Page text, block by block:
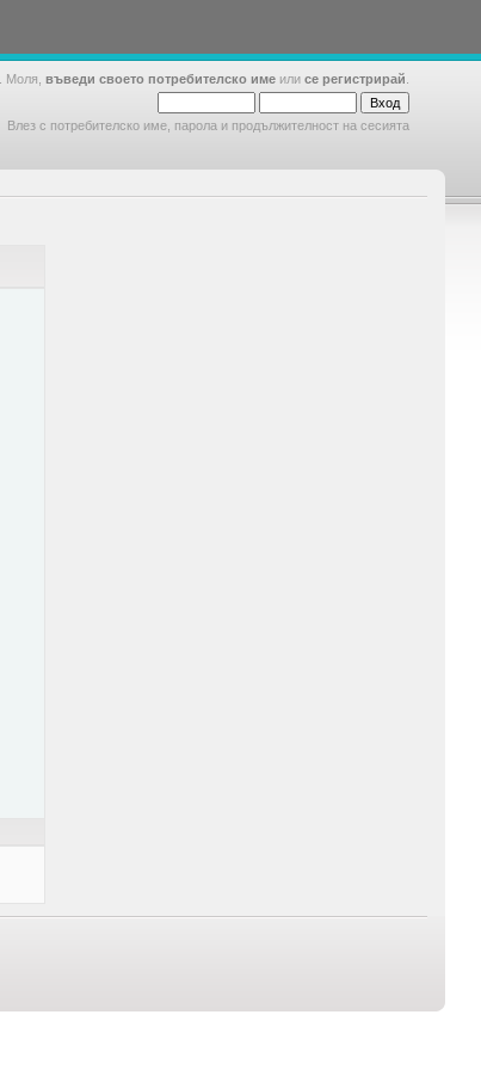
. Моля, въведи своето потребителско име или се регистрирай
Влез с потребителско име, парола и продължителност на сесията